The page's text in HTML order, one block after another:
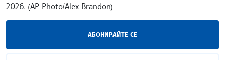
2026. (AP Photo/Alex Brandon)
АБОНИРАЙТЕ СЕ